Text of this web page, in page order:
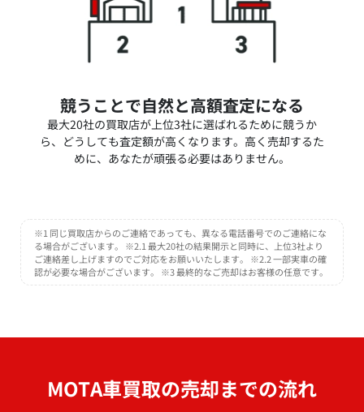
競うことで自然と高額査定になる
最大20社の買取店が上位3社に選ばれるために競うか
ら、どうしても査定額が高くなります。高く売却するた
めに、あなたが頑張る必要はありません。
※1 同じ買取店からのご連絡であっても、異なる電話番号でのご連絡にな
る場合がございます。 ※2.1 最大20社の結果開示と同時に、上位3社より
ご連絡差し上げますのでご対応をお願いいたします。 ※2.2 一部実車の確
認が必要な場合がございます。 ※3 最終的なご売却はお客様の任意です。
MOTA車買取の売却までの流れ